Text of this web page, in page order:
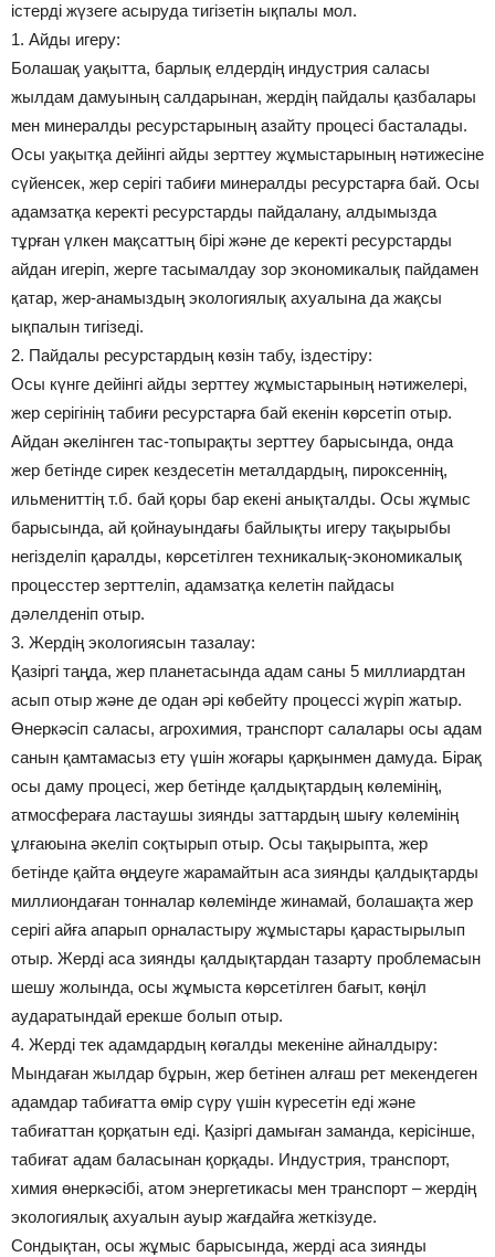
істерді жүзеге асыруда тигізетін ықпалы мол.
1. Айды игеру:
Болашақ уақытта, барлық елдердің индустрия саласы
жылдам дамуының салдарынан, жердің пайдалы қазбалары
мен минералды ресурстарының азайту процесі басталады.
Осы уақытқа дейінгі айды зерттеу жұмыстарының нәтижесіне
сүйенсек, жер серігі табиғи минералды ресурстарға бай. Осы
адамзатқа керекті ресурстарды пайдалану, алдымызда
тұрған үлкен мақсаттың бірі және де керекті ресурстарды
айдан игеріп, жерге тасымалдау зор экономикалық пайдамен
қатар, жер-анамыздың экологиялық ахуалына да жақсы
ықпалын тигізеді.
2. Пайдалы ресурстардың көзін табу, іздестіру:
Осы күнге дейінгі айды зерттеу жұмыстарының нәтижелері,
жер серігінің табиғи ресурстарға бай екенін көрсетіп отыр.
Айдан әкелінген тас-топырақты зерттеу барысында, онда
жер бетінде сирек кездесетін металдардың, пироксеннің,
ильмениттің т.б. бай қоры бар екені анықталды. Осы жұмыс
барысында, ай қойнауындағы байлықты игеру тақырыбы
негізделіп қаралды, көрсетілген техникалық-экономикалық
процесстер зерттеліп, адамзатқа келетін пайдасы
дәлелденіп отыр.
3. Жердің экологиясын тазалау:
Қазіргі таңда, жер планетасында адам саны 5 миллиардтан
асып отыр және де одан әрі көбейту процессі жүріп жатыр.
Өнеркәсіп саласы, агрохимия, транспорт салалары осы адам
санын қамтамасыз ету үшін жоғары қарқынмен дамуда. Бірақ
осы даму процесі, жер бетінде қалдықтардың көлемінің,
атмосфераға ластаушы зиянды заттардың шығу көлемінің
ұлғаюына әкеліп соқтырып отыр. Осы тақырыпта, жер
бетінде қайта өңдеуге жарамайтын аса зиянды қалдықтарды
миллиондаған тонналар көлемінде жинамай, болашақта жер
серігі айға апарып орналастыру жұмыстары қарастырылып
отыр. Жерді аса зиянды қалдықтардан тазарту проблемасын
шешу жолында, осы жұмыста көрсетілген бағыт, көңіл
аударатындай ерекше болып отыр.
4. Жерді тек адамдардың көгалды мекеніне айналдыру:
Мындаған жылдар бұрын, жер бетінен алғаш рет мекендеген
адамдар табиғатта өмір сүру үшін күресетін еді және
табиғаттан қорқатын еді. Қазіргі дамыған заманда, керісінше,
табиғат адам баласынан қорқады. Индустрия, транспорт,
химия өнеркәсібі, атом энергетикасы мен транспорт – жердің
экологиялық ахуалын ауыр жағдайға жеткізуде.
Сондықтан, осы жұмыс барысында, жерді аса зиянды